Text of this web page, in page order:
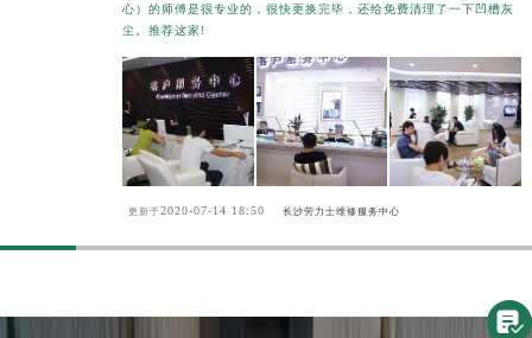
心）的师傅是很专业的，很快更换完毕，还给免费清理了一下凹槽灰
尘。推荐这家!
更新于2020-07-14 18:50 长沙劳力士维修服务中心
